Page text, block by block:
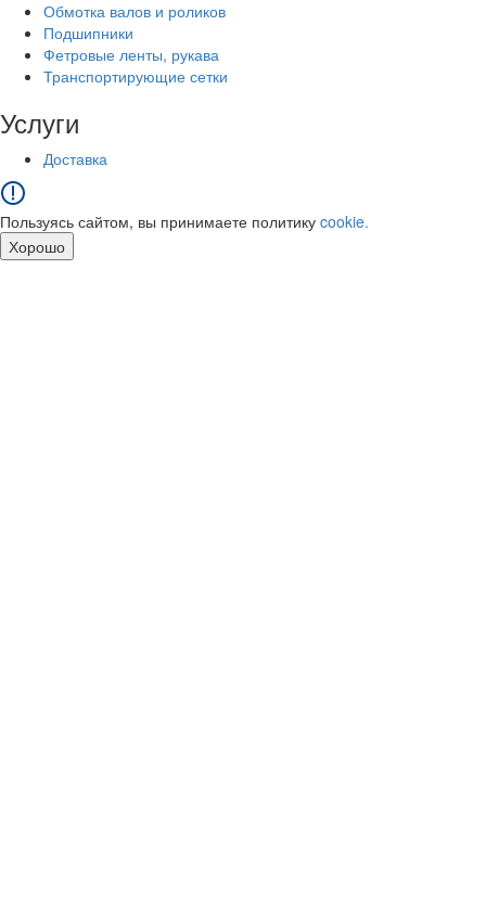
Обмотка валов и роликов
Подшипники
Фетровые ленты, рукава
Транспортирующие сетки
Услуги
Доставка
Пользуясь сайтом, вы принимаете политику cookie.
Хорошо